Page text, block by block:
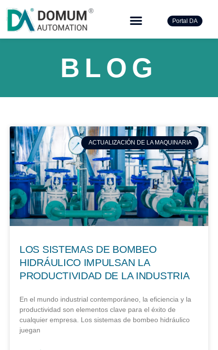
®
Portal DA
BLOG
ACTUALIZACIÓN DE LA MAQUINARIA
LOS SISTEMAS DE BOMBEO
HIDRÁULICO IMPULSAN LA
PRODUCTIVIDAD DE LA INDUSTRIA
En el mundo industrial contemporáneo, la eficiencia y la
productividad son elementos clave para el éxito de
cualquier empresa. Los sistemas de bombeo hidráulico
juegan